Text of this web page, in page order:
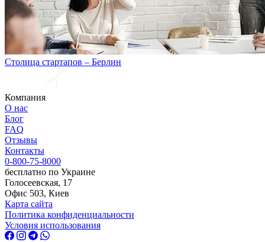
Столица стартапов – Берлин
Компания
О нас
Блог
FAQ
Отзывы
Контакты
0-800-75-8000
бесплатно по Украине
Голосеевская, 17
Офис 503, Киев
Карта сайта
Политика конфиденциальности
Условия использования